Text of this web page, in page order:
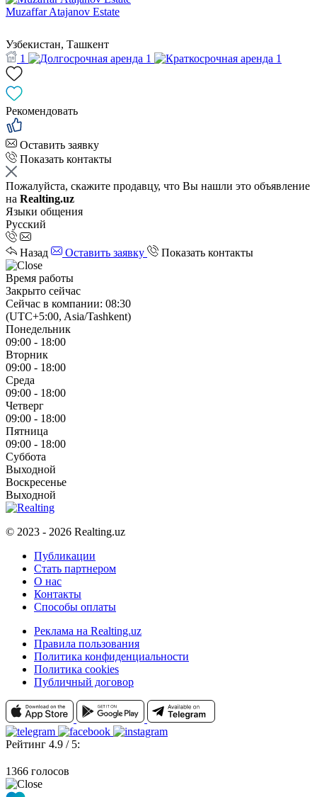
Muzaffar Atajanov Estate
Узбекистан, Ташкент
1
1 1
Рекомендовать
Оставить заявку
Показать контакты
Пожалуйста, скажите продавцу, что Вы нашли это объявление
на Realting.uz
Языки общения
Русский
Назад Оставить заявку Показать контакты
Время работы
Закрыто сейчас
Сейчас в компании: 08:30
(UTC+5:00, Asia/Tashkent)
Понедельник
09:00 - 18:00
Вторник
09:00 - 18:00
Среда
09:00 - 18:00
Четверг
09:00 - 18:00
Пятница
09:00 - 18:00
Суббота
Выходной
Воскресенье
Выходной
© 2023 - 2026 Realting.uz
Публикации
Стать партнером
О нас
Контакты
Способы оплаты
Реклама на Realting.uz
Правила пользования
Политика конфиденциальности
Политика cookies
Публичный договор
Рейтинг 4.9 / 5:
1366 голосов